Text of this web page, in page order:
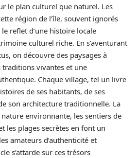
le plan culturel que naturel. Les
région de l’île, souvent ignorés
reflet d’une histoire locale
culturel riche. En s’aventurant
on découvre des paysages à
vivantes et une
Chaque village, tel un livre
de ses habitants, de ses
son architecture traditionnelle. La
environnante, les sentiers de
les plages secrètes en font un
amateurs d’authenticité et
s’attarde sur ces trésors